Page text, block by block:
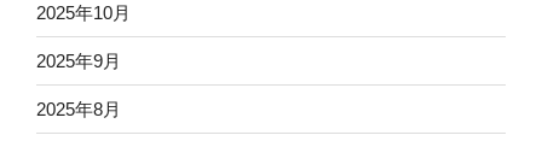
2025年10月
2025年9月
2025年8月